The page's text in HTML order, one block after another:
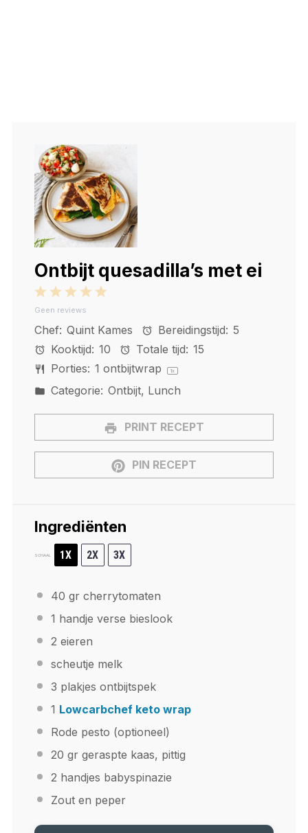
Ontbijt quesadilla’s met ei
5
4
3
Stars
2
Stars
1
Star
Geen reviews
Chef: Quint Kames Bereidingstijd: 5
Kooktijd: 10 Totale tijd: 15
Porties: 1 ontbijtwrap 1x
Categorie: Ontbijt, Lunch
PRINT RECEPT
PIN RECEPT
Ingrediënten
SCHAAL 1X 2X 3X
40 gr cherrytomaten
1 handje verse bieslook
2 eieren
scheutje melk
3 plakjes ontbijtspek
1 Lowcarbchef keto wrap
Rode pesto (optioneel)
20 gr geraspte kaas, pittig
2 handjes babyspinazie
Zout en peper